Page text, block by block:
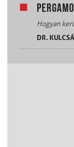
Hogyan
DR.